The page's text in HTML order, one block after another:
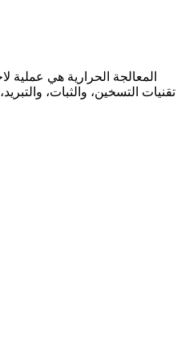
المعالجة الحرارية هي عملية
تقنيات التسخين، والثبات،